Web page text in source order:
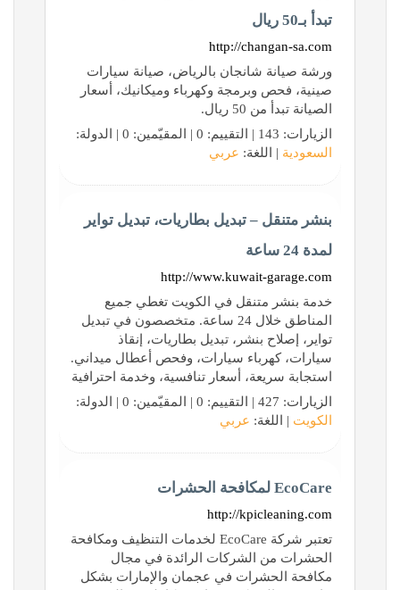
تبدأ بـ50 ريال
http://changan-sa.com
ورشة صيانة شانجان بالرياض، صيانة سيارات
صينية، فحص وبرمجة وكهرباء وميكانيك، أسعار
الصيانة تبدأ من 50 ريال.
الزيارات: 143 | التقييم: 0 | المقيّمين: 0 | الدولة:
السعودية | اللغة: عربي
بنشر متنقل – تبديل بطاريات، تبديل تواير
لمدة 24 ساعة
http://www.kuwait-garage.com
خدمة بنشر متنقل في الكويت تغطي جميع
المناطق خلال 24 ساعة. متخصصون في تبديل
تواير، إصلاح بنشر، تبديل بطاريات، إنقاذ
سيارات، كهرباء سيارات، وفحص أعطال ميداني.
استجابة سريعة، أسعار تنافسية، وخدمة احترافية
الزيارات: 427 | التقييم: 0 | المقيّمين: 0 | الدولة:
الكويت | اللغة: عربي
EcoCare لمكافحة الحشرات
http://kpicleaning.com
تعتبر شركة EcoCare لخدمات التنظيف ومكافحة
الحشرات من الشركات الرائدة في مجال
مكافحة الحشرات في عجمان والإمارات بشكل